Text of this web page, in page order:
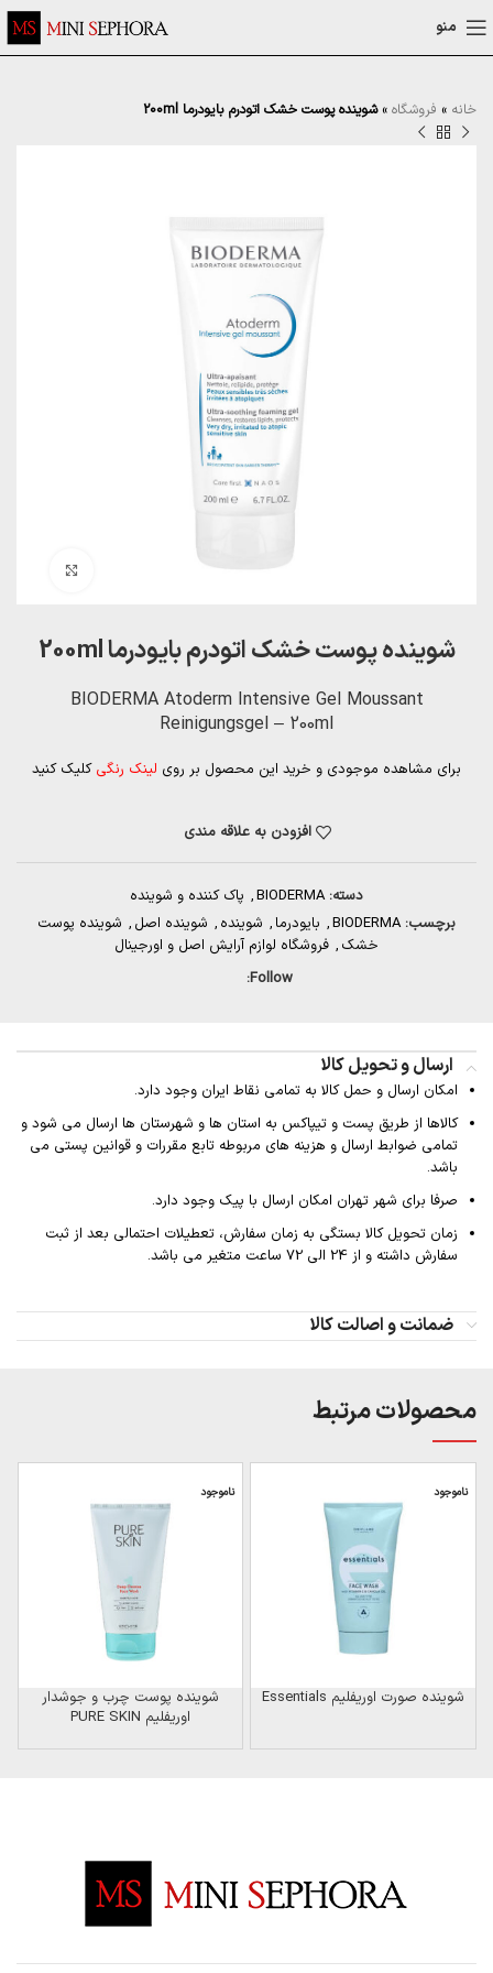
منو
خانه » فروشگاه »شوینده پوست خشک اتودرم بایودرما 200ml
شوینده پوست خشک اتودرم بایودرما 200ml
BIODERMA Atoderm Intensive Gel Moussant
Reinigungsgel – 200ml
برای مشاهده موجودی و خرید این محصول بر روی لینک رنگی کلیک کنید
افزودن به علاقه مندی
دسته: BIODERMA
, پاک کننده و شوینده
برچسب: BIODERMA
, بایودرما , شوینده , شوینده اصل , شوینده پوست
خشک , فروشگاه لوازم آرایش اصل و اورجینال
Follow:
ارسال و تحویل کالا
امکان ارسال و حمل کالا به تمامی نقاط ایران وجود دارد.
کالاها از طریق پست و تیپاکس به استان ها و شهرستان ها ارسال می شود و
تمامی ضوابط ارسال و هزینه های مربوطه تابع مقررات و قوانین پستی می
باشد.
صرفا برای شهر تهران امکان ارسال با پیک وجود دارد.
زمان تحویل کالا بستگی به زمان سفارش، تعطیلات احتمالی بعد از ثبت
سفارش داشته و از 24 الی 72 ساعت متغیر می باشد.
ضمانت و اصالت کالا
محصولات مرتبط
ناموجود
شوینده صورت اوریفلیم Essentials
ناموجود
شوینده پوست چرب و جوشدار
اوریفلیم PURE SKIN